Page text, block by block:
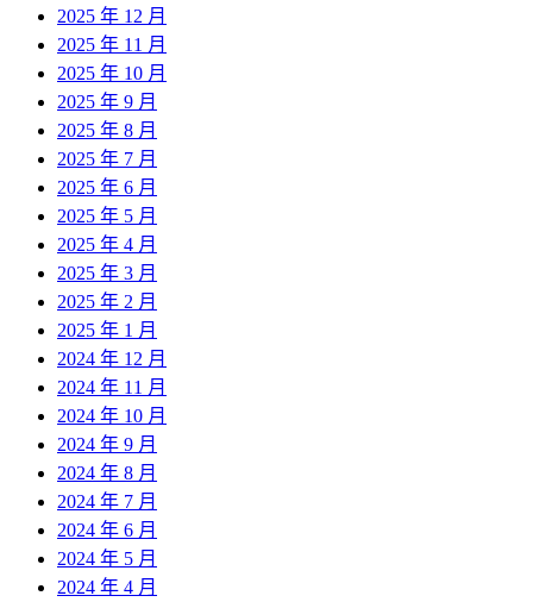
2025 年 12 月
2025 年 11 月
2025 年 10 月
2025 年 9 月
2025 年 8 月
2025 年 7 月
2025 年 6 月
2025 年 5 月
2025 年 4 月
2025 年 3 月
2025 年 2 月
2025 年 1 月
2024 年 12 月
2024 年 11 月
2024 年 10 月
2024 年 9 月
2024 年 8 月
2024 年 7 月
2024 年 6 月
2024 年 5 月
2024 年 4 月